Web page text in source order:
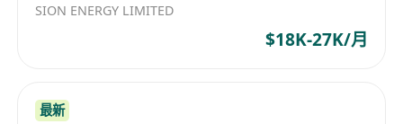
SION ENERGY LIMITED
$18K-27K/月
最新